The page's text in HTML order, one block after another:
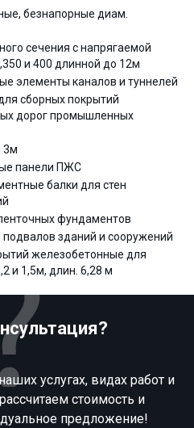
безнапорные диам.
сечения с напрягаемой
и 400 длинной до 12м
элементы каналов и туннелей
сборных покрытий
дорог промышленных
3м
панели ПЖС
балки для стен
фундаментов
подвалов зданий и сооружений
железобетонные для
и 1,5м, длин. 6,28 м
услугах, видах работ и
стоимость и
предложение!